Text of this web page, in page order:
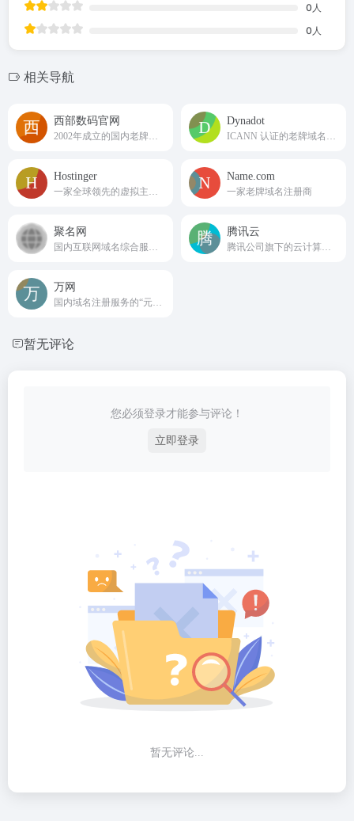
0 人
0 人
相关导航
西部数码官网 Dynadot
Hostinger Name.com
一家老牌域名注册商
聚名网 腾讯云
万网
暂无评论
您必须登录才能参与评论！
立即登录
暂无评论...